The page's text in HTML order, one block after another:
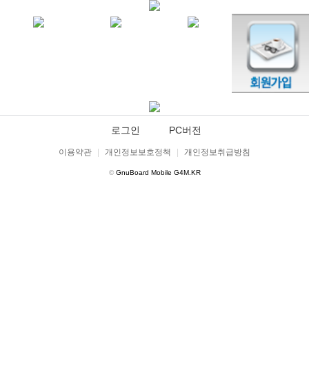
로그인 PC버전
이용약관 | 개인정보보호정책 | 개인정보취급방침
© GnuBoard Mobile G4M.KR